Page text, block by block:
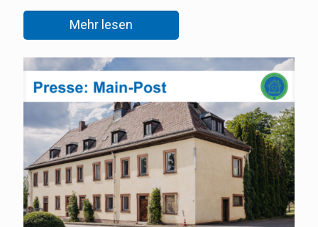
Mehr lesen